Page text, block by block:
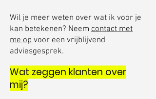
Wil je meer weten over wat ik voor je
kan betekenen? Neem contact met
me op voor een vrijblijvend
adviesgesprek.
Wat zeggen klanten over
mij?